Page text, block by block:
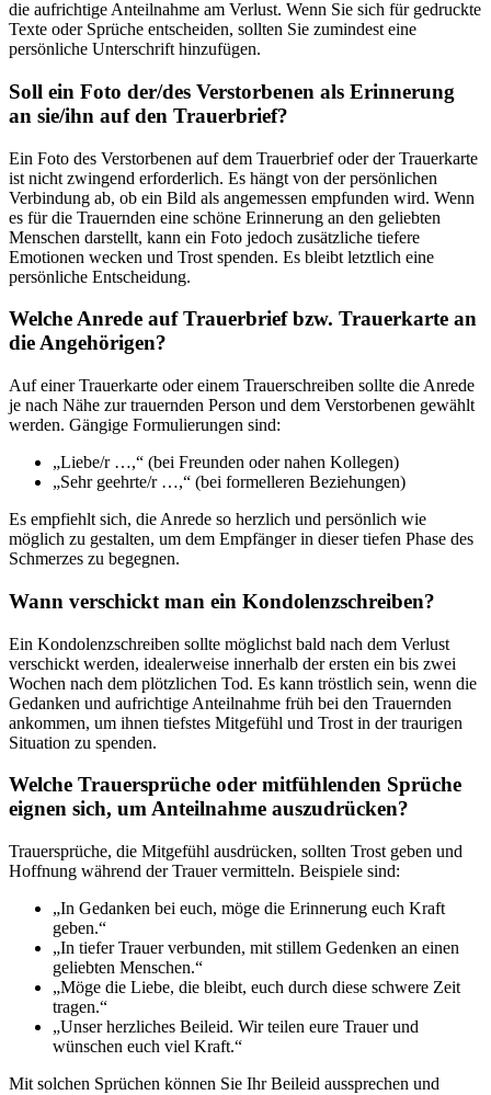
die aufrichtige Anteilnahme am Verlust. Wenn Sie sich für gedruckte
Texte oder Sprüche entscheiden, sollten Sie zumindest eine
persönliche Unterschrift hinzufügen.
Soll ein Foto der/des Verstorbenen als Erinnerung
an sie/ihn auf den Trauerbrief?
Ein Foto des Verstorbenen auf dem Trauerbrief oder der Trauerkarte
ist nicht zwingend erforderlich. Es hängt von der persönlichen
Verbindung ab, ob ein Bild als angemessen empfunden wird. Wenn
es für die Trauernden eine schöne Erinnerung an den geliebten
Menschen darstellt, kann ein Foto jedoch zusätzliche tiefere
Emotionen wecken und Trost spenden. Es bleibt letztlich eine
persönliche Entscheidung.
Welche Anrede auf Trauerbrief bzw. Trauerkarte an
die Angehörigen?
Auf einer Trauerkarte oder einem Trauerschreiben sollte die Anrede
je nach Nähe zur trauernden Person und dem Verstorbenen gewählt
werden. Gängige Formulierungen sind:
„Liebe/r …,“ (bei Freunden oder nahen Kollegen)
„Sehr geehrte/r …,“ (bei formelleren Beziehungen)
Es empfiehlt sich, die Anrede so herzlich und persönlich wie
möglich zu gestalten, um dem Empfänger in dieser tiefen Phase des
Schmerzes zu begegnen.
Wann verschickt man ein Kondolenzschreiben?
Ein Kondolenzschreiben sollte möglichst bald nach dem Verlust
verschickt werden, idealerweise innerhalb der ersten ein bis zwei
Wochen nach dem plötzlichen Tod. Es kann tröstlich sein, wenn die
Gedanken und aufrichtige Anteilnahme früh bei den Trauernden
ankommen, um ihnen tiefstes Mitgefühl und Trost in der traurigen
Situation zu spenden.
Welche Trauersprüche oder mitfühlenden Sprüche
eignen sich, um Anteilnahme auszudrücken?
Trauersprüche, die Mitgefühl ausdrücken, sollten Trost geben und
Hoffnung während der Trauer vermitteln. Beispiele sind:
„In Gedanken bei euch, möge die Erinnerung euch Kraft
geben.“
„In tiefer Trauer verbunden, mit stillem Gedenken an einen
geliebten Menschen.“
„Möge die Liebe, die bleibt, euch durch diese schwere Zeit
tragen.“
„Unser herzliches Beileid. Wir teilen eure Trauer und
wünschen euch viel Kraft.“
Mit solchen Sprüchen können Sie Ihr Beileid aussprechen und